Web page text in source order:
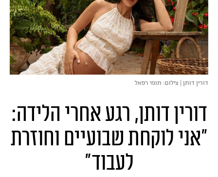
דורין דותן | צילום: תומי רפאל
דורין דותן, רגע אחרי הלידה:
"אני לוקחת שבועיים וחוזרת
לעבוד"